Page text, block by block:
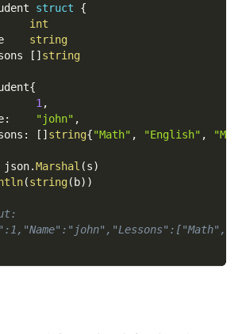
struct
{
Id
int
string
[ ] string
{
1 ,
: "john" ,
: [ ] string{"Math" , "English" ,
json.Marshal (s)
(string( b) )